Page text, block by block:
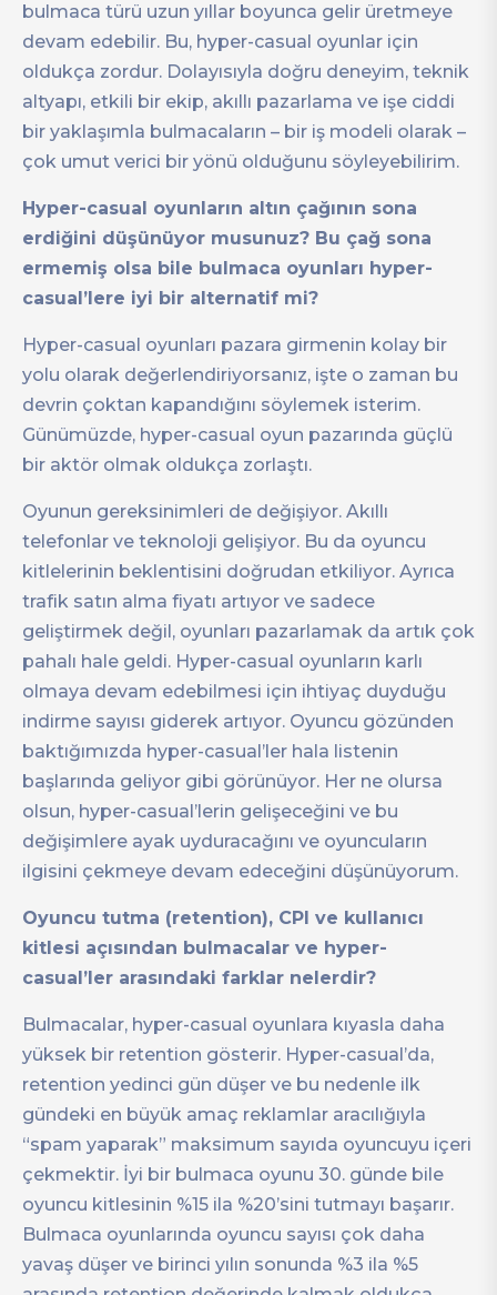
bulmaca türü uzun yıllar boyunca gelir üretmeye
devam edebilir. Bu, hyper-casual oyunlar için
oldukça zordur. Dolayısıyla doğru deneyim, teknik
altyapı, etkili bir ekip, akıllı pazarlama ve işe ciddi
bir yaklaşımla bulmacaların – bir iş modeli olarak –
çok umut verici bir yönü olduğunu söyleyebilirim.
Hyper-casual oyunların altın çağının sona
erdiğini düşünüyor musunuz? Bu çağ sona
ermemiş olsa bile bulmaca oyunları hyper-
casual’lere iyi bir alternatif mi?
Hyper-casual oyunları pazara girmenin kolay bir
yolu olarak değerlendiriyorsanız, işte o zaman bu
devrin çoktan kapandığını söylemek isterim.
Günümüzde, hyper-casual oyun pazarında güçlü
bir aktör olmak oldukça zorlaştı.
Oyunun gereksinimleri de değişiyor. Akıllı
telefonlar ve teknoloji gelişiyor. Bu da oyuncu
kitlelerinin beklentisini doğrudan etkiliyor. Ayrıca
trafik satın alma fiyatı artıyor ve sadece
geliştirmek değil, oyunları pazarlamak da artık çok
pahalı hale geldi. Hyper-casual oyunların karlı
olmaya devam edebilmesi için ihtiyaç duyduğu
indirme sayısı giderek artıyor. Oyuncu gözünden
baktığımızda hyper-casual’ler hala listenin
başlarında geliyor gibi görünüyor. Her ne olursa
olsun, hyper-casual’lerin gelişeceğini ve bu
değişimlere ayak uyduracağını ve oyuncuların
ilgisini çekmeye devam edeceğini düşünüyorum.
Oyuncu tutma (retention), CPI ve kullanıcı
kitlesi açısından bulmacalar ve hyper-
casual’ler arasındaki farklar nelerdir?
Bulmacalar, hyper-casual oyunlara kıyasla daha
yüksek bir retention gösterir. Hyper-casual’da,
retention yedinci gün düşer ve bu nedenle ilk
gündeki en büyük amaç reklamlar aracılığıyla
“spam yaparak” maksimum sayıda oyuncuyu içeri
çekmektir. İyi bir bulmaca oyunu 30. günde bile
oyuncu kitlesinin %15 ila %20’sini tutmayı başarır.
Bulmaca oyunlarında oyuncu sayısı çok daha
yavaş düşer ve birinci yılın sonunda %3 ila %5